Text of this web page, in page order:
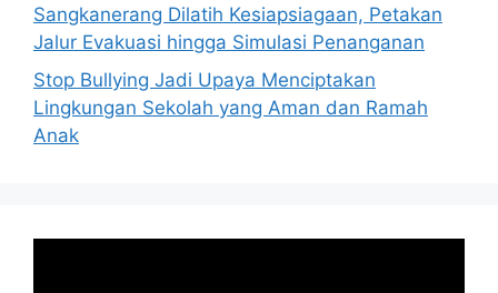
Sangkanerang Dilatih Kesiapsiagaan, Petakan
Jalur Evakuasi hingga Simulasi Penanganan
Stop Bullying Jadi Upaya Menciptakan
Lingkungan Sekolah yang Aman dan Ramah
Anak